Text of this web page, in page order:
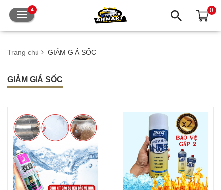
4 0
Trang chủ GIẢM GIÁ SỐC
GIẢM GIÁ SỐC